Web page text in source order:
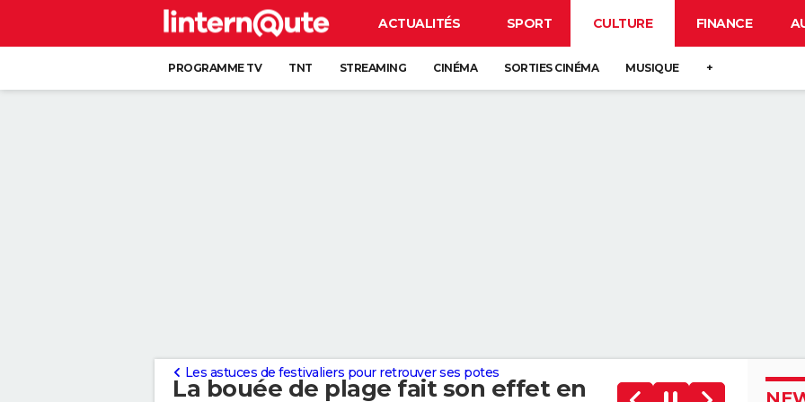
ACTUALITÉS SPORT CULTURE FINANCE
PROGRAMME TV TNT STREAMING CINÉMA SORTIES CINÉMA MUSIQUE +
La bouée de plage fait son effet en
Les astuces de festivaliers pour retrouver ses potes